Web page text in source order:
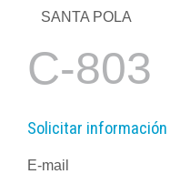
SANTA POLA
C-803
Solicitar información
E-mail